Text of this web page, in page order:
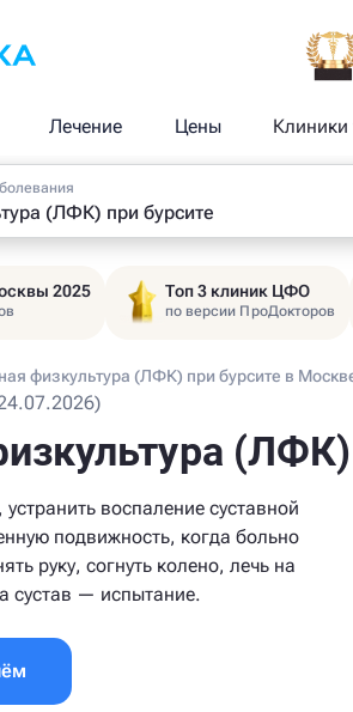
Лечение Цены Клиники
2025 Топ 3 клиник ЦФО
по версии ПроДокторов
физкультура (ЛФК) при бурсите в
воспаление суставной
подвижность, когда больно
руку, согнуть колено, лечь на
сустав — испытание.